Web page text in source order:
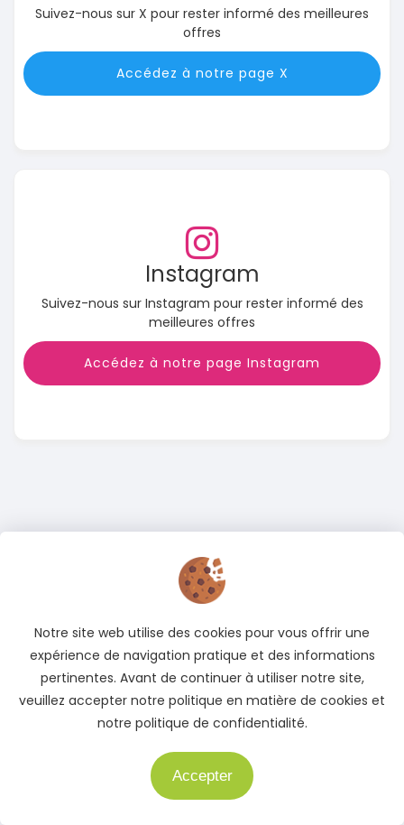
Suivez-nous sur X pour rester informé des meilleures
offres
Accédez à notre page X
Instagram
Suivez-nous sur Instagram pour rester informé des
meilleures offres
Accédez à notre page Instagram
Notre site web utilise des cookies pour vous offrir une
expérience de navigation pratique et des informations
pertinentes. Avant de continuer à utiliser notre site,
veuillez accepter notre politique en matière de cookies et
notre politique de confidentialité.
Accepter